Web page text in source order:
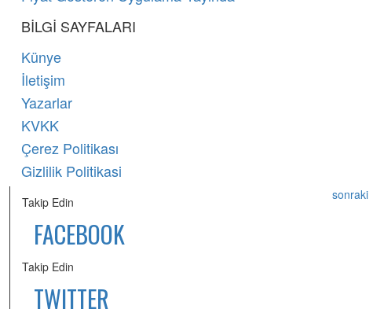
BİLGİ SAYFALARI
Künye
İletişim
Yazarlar
KVKK
Çerez Politikası
Gizlilik Politikasi
sonraki
Takip Edin
FACEBOOK
Takip Edin
TWITTER